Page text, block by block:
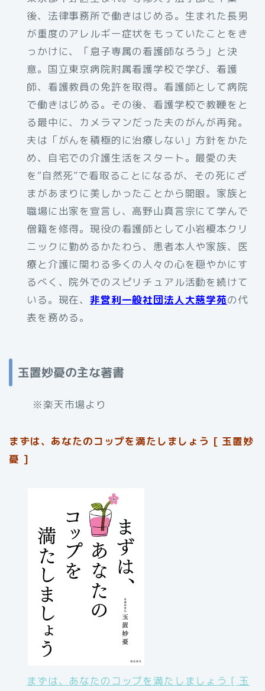
後、法律事務所で働きはじめる。生まれた長男
が重度のアレルギー症状をもっていたことをき
っかけに、「息子専属の看護師なろう」と決
意。国立東京病院附属看護学校で学び、看護
師、看護教員の免許を取得。看護師として病院
で働きはじめる。その後、看護学校で教鞭をと
る最中に、カメラマンだった夫のがんが再発。
夫は「がんを積極的に治療しない」方針をかた
め、自宅での介護生活をスタート。最愛の夫
を“自然死”で看取ることになるが、その死にざ
まがあまりに美しかったことから開眼。家族と
職場に出家を宣言し、高野山真言宗にて学んで
僧籍を修得。現役の看護師として小岩榎本クリ
ニックに勤めるかたわら、患者本人や家族、医
療と介護に関わる多くの人々の心を穏やかにす
るべく、院外でのスピリチュアル活動を続けて
いる。現在、非営利一般社団法人大慈学苑の代
表を務める。
玉置妙憂の主な著書
※楽天市場より
まずは、あなたのコップを満たしましょう [ 玉置妙
憂 ]
まずは、あなたのコップを満たしましょう [ 玉